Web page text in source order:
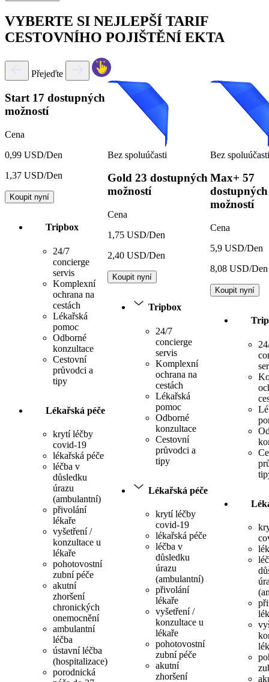
VYBERTE SI NEJLEPŠÍ TARIF
CESTOVNÍHO POJIŠTĚNÍ EKTA
Přejeďte
Start 17 dostupných
možností
Cena
0,99 USD/Den
1,37 USD/Den
Koupit nyní
Tripbox
24/7
concierge
servis
Komplexní
ochrana na
cestách
Lékařská
pomoc
Odborné
konzultace
Cestovní
průvodci a
tipy
Lékařská péče
krytí léčby
covid-19
lékařská péče
léčba v
důsledku
úrazu
(ambulantní)
přivolání
lékaře
vyšetření /
konzultace u
lékaře
pohotovostní
zubní péče
akutní
zhoršení
chronických
onemocnění
ambulantní
léčba
ústavní léčba
(hospitalizace)
porodnická
Bez spoluúčasti
Gold 23 dostupných
možností
Cena
1,75 USD/Den
2,40 USD/Den
Koupit nyní
Tripbox
24/7
concierge
servis
Komplexní
ochrana na
cestách
Lékařská
pomoc
Odborné
konzultace
Cestovní
průvodci a
tipy
Lékařská péče
krytí léčby
covid-19
lékařská péče
léčba v
důsledku
úrazu
(ambulantní)
přivolání
lékaře
vyšetření /
konzultace u
lékaře
pohotovostní
zubní péče
akutní
zhoršení
Bez spoluúčasti
Max+ 57
dostupných
možností
Cena
5,9 USD/Den
8,08 USD/Den
Koupit nyní